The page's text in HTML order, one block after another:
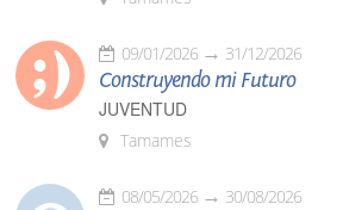
09/01/2026 31/12/2026
Construyendo mi Futuro
JUVENTUD
Tamames
08/05/2026 30/08/2026